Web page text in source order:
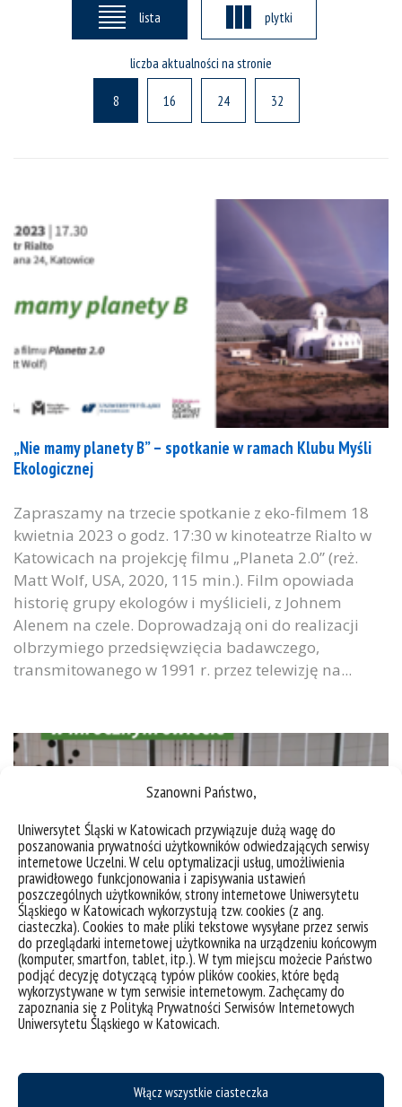
Szanowni Państwo,
Uniwersytet Śląski w Katowicach przywiązuje dużą wagę do
poszanowania prywatności użytkowników odwiedzających serwisy
internetowe Uczelni. W celu optymalizacji usług, umożliwienia
prawidłowego funkcjonowania i zapisywania ustawień
poszczególnych użytkowników, strony internetowe Uniwersytetu
Śląskiego w Katowicach wykorzystują tzw. cookies (z ang.
ciasteczka). Cookies to małe pliki tekstowe wysyłane przez serwis
do przeglądarki internetowej użytkownika na urządzeniu końcowym
(komputer, smartfon, tablet, itp.). W tym miejscu możecie Państwo
podjąć decyzję dotyczącą typów plików cookies, które będą
wykorzystywane w tym serwisie internetowym. Zachęcamy do
zapoznania się z Polityką Prywatności Serwisów Internetowych
Uniwersytetu Śląskiego w Katowicach.
Włącz wszystkie ciasteczka
lista plytki
liczba aktualności na stronie
8 16 24 32
„Nie mamy planety B” – spotkanie w ramach Klubu Myśli
Ekologicznej
Zapraszamy na trzecie spotkanie z eko-filmem 18
kwietnia 2023 o godz. 17:30 w kinoteatrze Rialto w
Katowicach na projekcję filmu „Planeta 2.0” (reż.
Matt Wolf, USA, 2020, 115 min.). Film opowiada
historię grupy ekologów i myślicieli, z Johnem
Alenem na czele. Doprowadzają oni do realizacji
olbrzymiego przedsięwzięcia badawczego,
transmitowanego w 1991 r. przez telewizję na...
Spotkanie z eko-filmem: „Skąd przybywamy”
Zapraszamy na drugie spotkanie z eko-filmem. 21
odbędzie się projekcja filmu „Skąd przybywamy”
(reż. Marc Bauder, Niemcy, 2021, 114 min.). Film